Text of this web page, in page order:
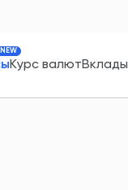
NEW
Курс валютВклады